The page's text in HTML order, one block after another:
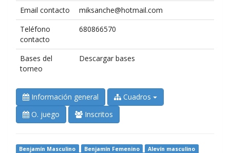
Email contacto
miksanche@hotmail.com
Teléfono
contacto
680866570
Bases del
torneo
Descargar bases
Información general
Cuadros
O. juego
Inscritos
Benjamín Masculino Benjamín Femenino
Alevín masculino